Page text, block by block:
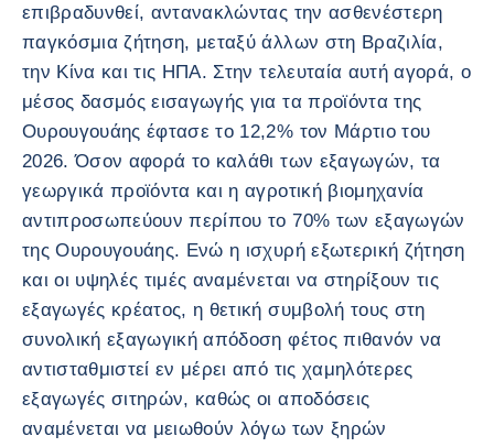
επιβραδυνθεί, αντανακλώντας την ασθενέστερη
παγκόσμια ζήτηση, μεταξύ άλλων στη Βραζιλία,
την Κίνα και τις ΗΠΑ. Στην τελευταία αυτή αγορά, ο
μέσος δασμός εισαγωγής για τα προϊόντα της
Ουρουγουάης έφτασε το 12,2% τον Μάρτιο του
2026. Όσον αφορά το καλάθι των εξαγωγών, τα
γεωργικά προϊόντα και η αγροτική βιομηχανία
αντιπροσωπεύουν περίπου το 70% των εξαγωγών
της Ουρουγουάης. Ενώ η ισχυρή εξωτερική ζήτηση
και οι υψηλές τιμές αναμένεται να στηρίξουν τις
εξαγωγές κρέατος, η θετική συμβολή τους στη
συνολική εξαγωγική απόδοση φέτος πιθανόν να
αντισταθμιστεί εν μέρει από τις χαμηλότερες
εξαγωγές σιτηρών, καθώς οι αποδόσεις
αναμένεται να μειωθούν λόγω των ξηρών